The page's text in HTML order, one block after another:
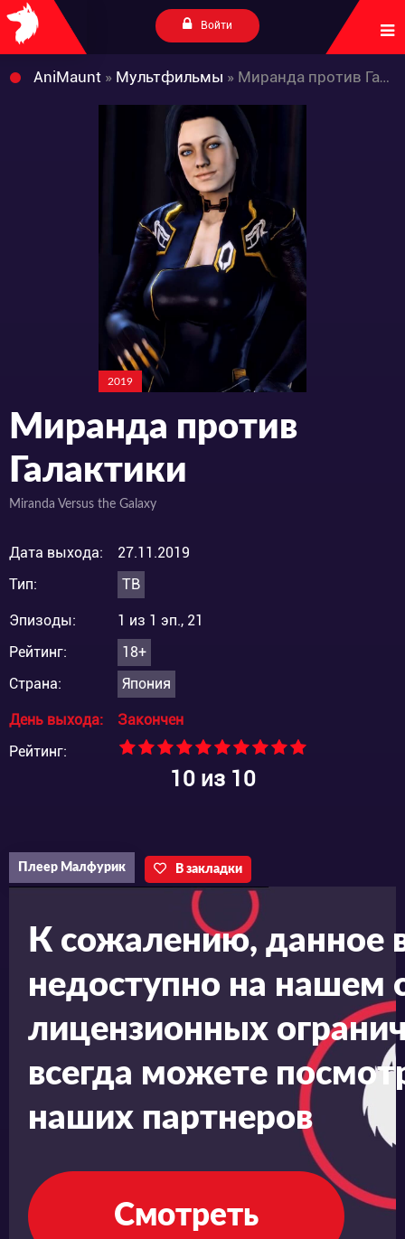
Войти
AniMaunt » Мультфильмы » Миранда против Галактики
2019
Миранда против
Галактики
Miranda Versus the Galaxy
Дата выхода:
27.11.2019
Тип:
ТВ
Эпизоды:
1 из 1 эп., 21
Рейтинг:
18+
Страна:
Япония
День выхода:
Закончен
Рейтинг:
10из 10
Плеер Малфурик В закладки
К сожалению, данное
недоступно на нашем
лицензионных
всегда можете
наших партнеров
Смотреть